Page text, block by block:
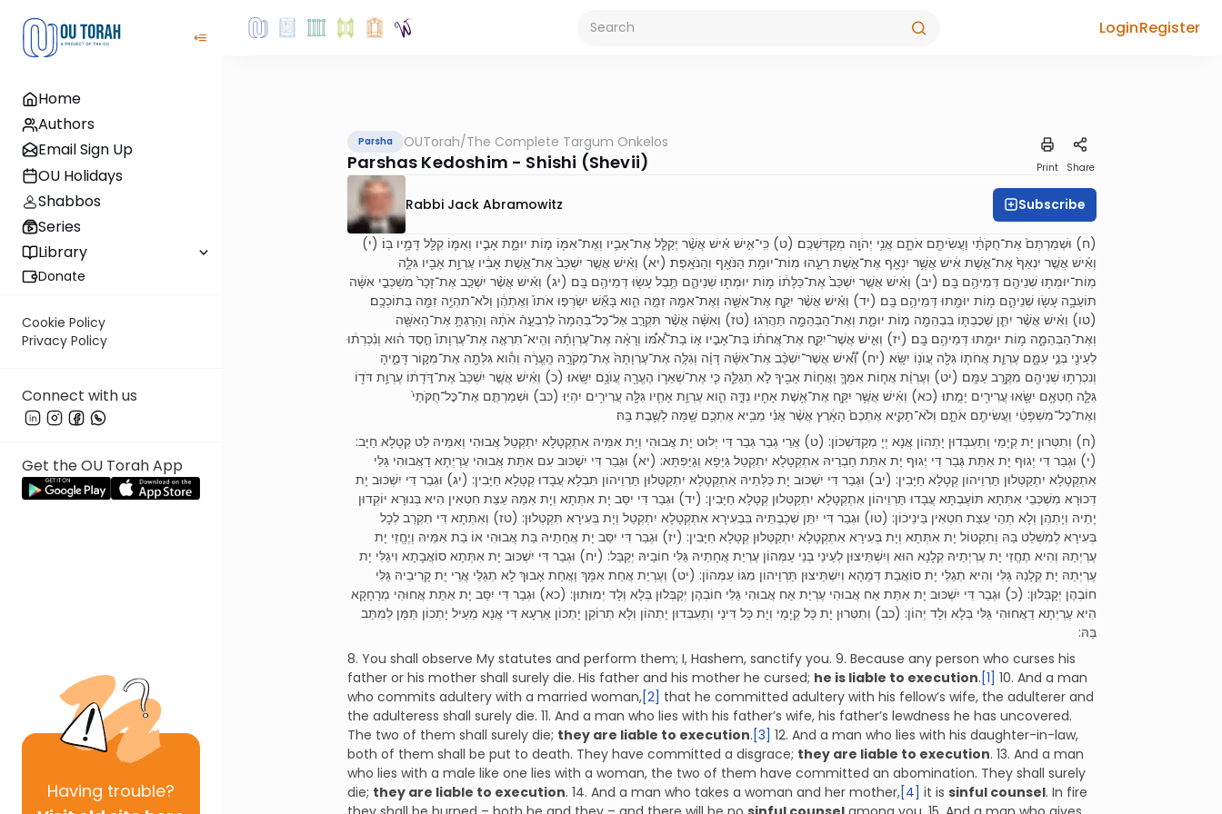
Home
Authors
Email Sign Up
OU Holidays
Shabbos
Series
Library
Donate
Cookie Policy
Privacy Policy
Connect with us
Get the OU Torah App
Having trouble?
LoginRegister
Parsha OUTorah/The Complete Targum Onkelos
Parshas Kedoshim - Shishi (Shevii) Print Share
Rabbi Jack Abramowitz Subscribe
(ח) וּשְׁמַרְתֶּם֙ אֶת־חֻקֹּתַ֔י וַעֲשִׂיתֶ֖ם אֹתָ֑ם אֲנִ֥י יְהֹוָ֖ה מְקַדִּשְׁכֶֽם׃ (ט) כִּֽי־אִ֣ישׁ אִ֗ישׁ אֲשֶׁ֨ר יְקַלֵּ֧ל אֶת־אָבִ֛יו וְאֶת־אִמּ֖וֹ מ֣וֹת יוּמָ֑ת אָבִ֧יו וְאִמּ֛וֹ קִלֵּ֖ל דָּמָ֥יו בּֽוֹ׃ (י)
וְאִ֗ישׁ אֲשֶׁ֤ר יִנְאַף֙ אֶת־אֵ֣שֶׁת אִ֔ישׁ אֲשֶׁ֥ר יִנְאַ֖ף אֶת־אֵ֣שֶׁת רֵעֵ֑הוּ מֽוֹת־יוּמַ֥ת הַנֹּאֵ֖ף וְהַנֹּאָֽפֶת׃ (יא) וְאִ֗ישׁ אֲשֶׁ֤ר יִשְׁכַּב֙ אֶת־אֵ֣שֶׁת אָבִ֔יו עֶרְוַ֥ת אָבִ֖יו גִּלָּ֑ה
מֽוֹת־יוּמְת֥וּ שְׁנֵיהֶ֖ם דְּמֵיהֶ֥ם בָּֽם׃ (יב) וְאִ֗ישׁ אֲשֶׁ֤ר יִשְׁכַּב֙ אֶת־כַּלָּת֔וֹ מ֥וֹת יוּמְת֖וּ שְׁנֵיהֶ֑ם תֶּ֥בֶל עָשׂ֖וּ דְּמֵיהֶ֥ם בָּֽם׃ (יג) וְאִ֗ישׁ אֲשֶׁ֨ר יִשְׁכַּ֤ב אֶת־זָכָר֙ מִשְׁכְּבֵ֣י אִשָּׁ֔ה
תּוֹעֵבָ֥ה עָשׂ֖וּ שְׁנֵיהֶ֑ם מ֥וֹת יוּמָ֖תוּ דְּמֵיהֶ֥ם בָּֽם׃ (יד) וְאִ֗ישׁ אֲשֶׁ֨ר יִקַּ֧ח אֶת־אִשָּׁ֛ה וְאֶת־אִמָּ֖הּ זִמָּ֣ה הִ֑וא בָּאֵ֞שׁ יִשְׂרְפ֤וּ אֹתוֹ֙ וְאֶתְהֶ֔ן וְלֹא־תִהְיֶ֥ה זִמָּ֖ה בְּתוֹכְכֶֽם׃
(טו) וְאִ֗ישׁ אֲשֶׁ֨ר יִתֵּ֧ן שְׁכׇבְתּ֛וֹ בִּבְהֵמָ֖ה מ֣וֹת יוּמָ֑ת וְאֶת־הַבְּהֵמָ֖ה תַּהֲרֹֽגוּ׃ (טז) וְאִשָּׁ֗ה אֲשֶׁ֨ר תִּקְרַ֤ב אֶל־כׇּל־בְּהֵמָה֙ לְרִבְעָ֣הֿ אֹתָ֔הּ וְהָרַגְתָּ֥ אֶת־הָאִשָּׁ֖ה
וְאֶת־הַבְּהֵמָ֑ה מ֥וֹת יוּמָ֖תוּ דְּמֵיהֶ֥ם בָּֽם׃ (יז) וְאִ֣ישׁ אֲשֶׁר־יִקַּ֣ח אֶת־אֲחֹת֡וֹ בַּת־אָבִ֣יו א֣וֹ בַת־אִ֠מּ֠וֹ וְרָאָ֨ה אֶת־עֶרְוָתָ֜הּ וְהִֽיא־תִרְאֶ֤ה אֶת־עֶרְוָתוֹ֙ חֶ֣סֶד ה֔וּא וְנִ֨כְרְת֔וּ
לְעֵינֵ֖י בְּנֵ֣י עַמָּ֑ם עֶרְוַ֧ת אֲחֹת֛וֹ גִּלָּ֖ה עֲוֺנ֥וֹ יִשָּֽׂא׃ (יח) וְ֠אִ֠ישׁ אֲשֶׁר־יִשְׁכַּ֨ב אֶת־אִשָּׁ֜ה דָּוָ֗ה וְגִלָּ֤ה אֶת־עֶרְוָתָהּ֙ אֶת־מְקֹרָ֣הּ הֶֽעֱרָ֔ה וְהִ֕וא גִּלְּתָ֖ה אֶת־מְק֣וֹר דָּמֶ֑יהָ
וְנִכְרְת֥וּ שְׁנֵיהֶ֖ם מִקֶּ֥רֶב עַמָּֽם׃ (יט) וְעֶרְוַ֨ת אֲח֧וֹת אִמְּךָ֛ וַאֲח֥וֹת אָבִ֖יךָ לֹ֣א תְגַלֵּ֑ה כִּ֧י אֶת־שְׁאֵר֛וֹ הֶעֱרָ֖ה עֲוֺנָ֥ם יִשָּֽׂאוּ׃ (כ) וְאִ֗ישׁ אֲשֶׁ֤ר יִשְׁכַּב֙ אֶת־דֹּ֣דָת֔וֹ עֶרְוַ֥ת דֹּד֖וֹ
גִּלָּ֑ה חֶטְאָ֥ם יִשָּׂ֖אוּ עֲרִירִ֥ים יָמֻֽתוּ׃ (כא) וְאִ֗ישׁ אֲשֶׁ֥ר יִקַּ֛ח אֶת־אֵ֥שֶׁת אָחִ֖יו נִדָּ֣ה הִ֑וא עֶרְוַ֥ת אָחִ֛יו גִּלָּ֖ה עֲרִירִ֥ים יִהְיֽוּ׃ (כב) וּשְׁמַרְתֶּ֤ם אֶת־כׇּל־חֻקֹּתַי֙
וְאֶת־כׇּל־מִשְׁפָּטַ֔י וַעֲשִׂיתֶ֖ם אֹתָ֑ם וְלֹא־תָקִ֤יא אֶתְכֶם֙ הָאָ֔רֶץ אֲשֶׁ֨ר אֲנִ֜י מֵבִ֥יא אֶתְכֶ֛ם שָׁ֖מָּה לָשֶׁ֥בֶת בָּֽהּ׃
(ח) וְתִטְּרוּן יָת קְיָמַי וְתַעְבְּדוּן יָתְהוֹן אֲנָא יְיָ מְקַדִּשְׁכוֹן: (ט) אֲרֵי גְבַר גְּבַר דִּי יְלוּט יָת אֲבוּהִי וְיָת אִמֵּיהּ אִתְקְטָלָא יִתְקְטֵל אֲבוּהִי וְאִמֵּיהּ לַט קְטָלָא חַיָּב:
(י) וּגְבַר דִּי יְגוּף יָת אִתַּת גְּבַר דִּי יְגוּף יָת אִתַּת חַבְרֵיהּ אִתְקְטָלָא יִתְקְטֵל גַּיָּפָא וְגַיַּפְתָּא: (יא) וּגְבַר דִּי יִשְׁכּוּב עִם אִתַּת אֲבוּהִי עֶרְיְתָא דַאֲבוּהִי גַּלִּי
אִתְקְטָלָא יִתְקַטְּלוּן תַּרְוֵיהוֹן קְטָלָא חַיָּבִין: (יב) וּגְבַר דִּי יִשְׁכּוּב יָת כַּלְּתֵיהּ אִתְקְטָלָא יִתְקַטְּלוּן תַּרְוֵיהוֹן תִּבְלָא עֲבָדוּ קְטָלָא חַיָּבִין: (יג) וּגְבַר דִּי יִשְׁכּוּב יָת
דְּכוּרָא מִשְׁכְּבֵי אִתְּתָא תּוֹעֶבְתָּא עֲבָדוּ תַּרְוֵיהוֹן אִתְקְטָלָא יִתְקַטְּלוּן קְטָלָא חַיָּבִין: (יד) וּגְבַר דִּי יִסַּב יָת אִתְּתָא וְיָת אִמַּהּ עֵצַת חִטְאִין הִיא בְּנוּרָא יוֹקְדוּן
יָתֵיהּ וְיָתְהֶן וְלָא תְהֵי עֵצַת חִטְאִין בֵּינֵיכוֹן: (טו) וּגְבַר דִּי יִתֵּן שְׁכָבְתֵּיהּ בִּבְעִירָא אִתְקְטָלָא יִתְקְטֵל וְיָת בְּעִירָא תִּקְטְלוּן: (טז) וְאִתְּתָא דִּי תִקְרַב לְכָל
בְּעִירָא לְמִשְׁלַט בַּהּ וְתִקְטוֹל יָת אִתְּתָא וְיָת בְּעִירָא אִתְקְטָלָא יִתְקַטְּלוּן קְטָלָא חַיָּבִין: (יז) וּגְבַר דִּי יִסַּב יָת אֲחָתֵיהּ בַּת אֲבוּהִי אוֹ בַת אִמֵּיהּ וְיֶחֱזֵי יָת
עֶרְיְתַהּ וְהִיא תֶחֱזֵי יָת עֶרְיְתֵיהּ קְלָנָא הוּא וְיִשְׁתֵּיצוּן לְעֵינֵי בְּנֵי עַמְּהוֹן עֶרְיַת אֲחָתֵיהּ גַּלִּי חוֹבֵיהּ יְקַבֵּל: (יח) וּגְבַר דִּי יִשְׁכּוּב יָת אִתְּתָא סוֹאֲבָתָא וִיגַלִּי יָת
עֶרְיְתַהּ יָת קְלָנַהּ גַּלִּי וְהִיא תְגַלֵּי יָת סוֹאֲבַת דְּמָהָא וְיִשְׁתֵּיצוּן תַּרְוֵיהוֹן מִגּוֹ עַמְּהוֹן: (יט) וְעֶרְיַת אֲחַת אִמָּךְ וַאֲחַת אָבוּךְ לָא תְגַלֵּי אֲרֵי יָת קָרִיבֵיהּ גַּלִּי
חוֹבְהֶן יְקַבְּלוּן: (כ) וּגְבַר דִּי יִשְׁכּוּב יָת אִתַּת אַח אֲבוּהִי עֶרְיַת אַח אֲבוּהִי גַּלִּי חוֹבְהֶן יְקַבְּלוּן בְּלָא וְלָד יְמוּתוּן: (כא) וּגְבַר דִּי יִסַּב יָת אִתַּת אֲחוּהִי מְרָחָקָא
הִיא עֶרְיְתָא דַאֲחוּהִי גַּלִּי בְּלָא וְלָד יְהוֹן: (כב) וְתִטְּרוּן יָת כָּל קְיָמַי וְיָת כָּל דִּינַי וְתַעְבְּדוּן יָתְהוֹן וְלָא תְרוֹקֵן יָתְכוֹן אַרְעָא דִּי אֲנָא מַעֵיל יָתְכוֹן תַּמָּן לְמִתַּב
בַּהּ:
8. You shall observe My statutes and perform them; I, Hashem, sanctify you. 9. Because any person who curses his
father or his mother shall surely die. His father and his mother he cursed; he is liable to execution. [1] 10. And a man
who commits adultery with a married woman,[2] that he committed adultery with his fellow’s wife, the adulterer and
the adulteress shall surely die. 11. And a man who lies with his father’s wife, his father’s lewdness he has uncovered.
The two of them shall surely die; they are liable to execution. [3] 12. And a man who lies with his daughter-in-law,
both of them shall be put to death. They have committed a disgrace; they are liable to execution. 13. And a man
who lies with a male like one lies with a woman, the two of them have committed an abomination. They shall surely
die; they are liable to execution. 14. And a man who takes a woman and her mother,[4] it is sinful counsel. In fire